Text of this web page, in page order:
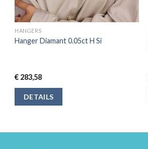
HANGERS
Hanger Diamant 0.05ct H Si
€ 283,58
DETAILS